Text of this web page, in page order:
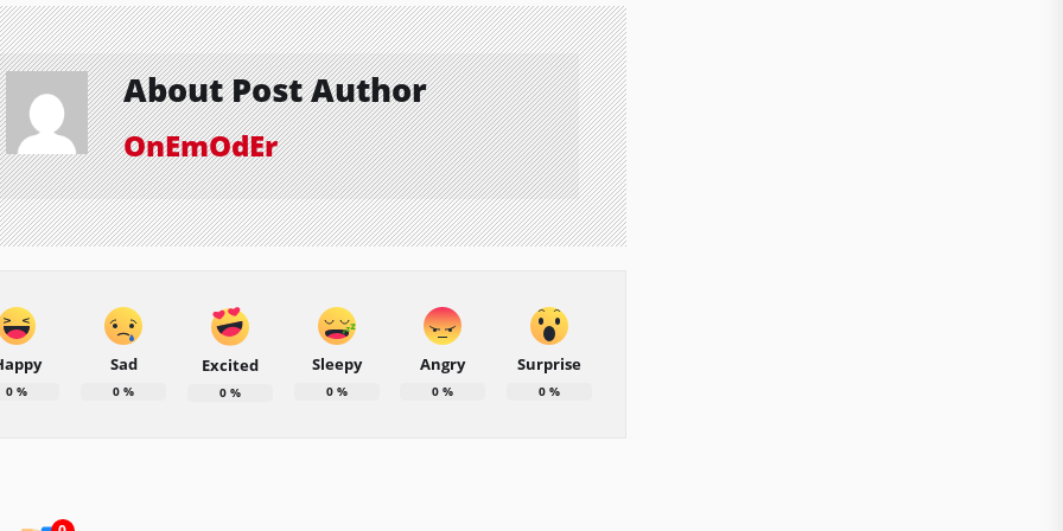
About Post Author
OnEmOdEr
0 %
Sad
0 %
Excited
0%
Sleepy
0%
Angry
0 %
Surprise
0 %